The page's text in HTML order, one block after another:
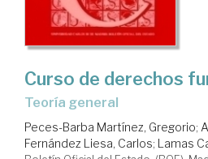
Curso de derechos
teoría general
Peces-Barba Martínez, Gregorio;
Fernández Liesa, Carlos; Lamas